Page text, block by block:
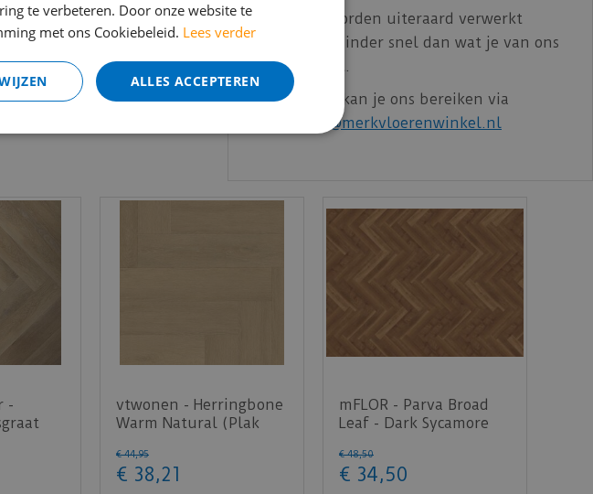
€ 112,73
-
vtwonen - Herringbone
Warm Natural (Plak
€ 44,95
€ 38,21
mFLOR - Parva Broad
Leaf - Dark Sycamore
€ 48,50
€ 34,50
Bestelling worden uiteraard verwerkt
echter iets minder snel dan wat je van ons
gewend bent.
Voor vragen kan je ons bereiken via
info@merkvloerenwinkel.nl
te verbeteren. Door onze website te
met ons Cookiebeleid. Lees verder
ALLES ACCEPTEREN